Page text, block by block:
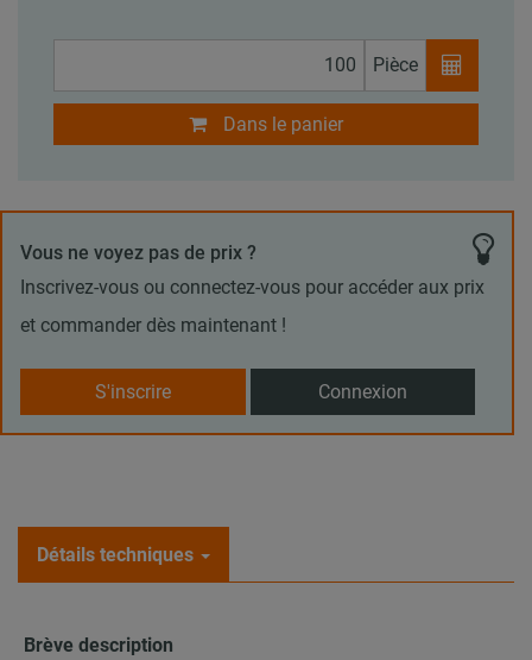
Pièce
Dans le panier
Vous ne voyez pas de prix ?
Inscrivez-vous ou connectez-vous pour accéder aux prix
et commander dès maintenant !
S'inscrire Connexion
Détails techniques
Brève description